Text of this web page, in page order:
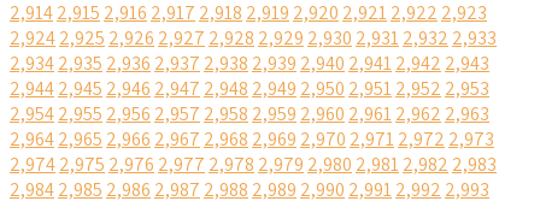
2,9142,915 2,916 2,917 2,918 2,919 2,920 2,9212,922 2,923
2,9242,925 2,926 2,927 2,928 2,929 2,930 2,9312,932 2,933
2,9342,935 2,936 2,937 2,938 2,939 2,940 2,9412,942 2,943
2,9442,945 2,946 2,947 2,948 2,949 2,950 2,9512,952 2,953
2,9542,955 2,956 2,957 2,958 2,959 2,960 2,9612,962 2,963
2,9642,965 2,966 2,967 2,968 2,969 2,970 2,9712,972 2,973
2,9742,975 2,976 2,977 2,978 2,979 2,980 2,9812,982 2,983
2,9842,985 2,986 2,987 2,988 2,989 2,990 2,9912,992 2,993